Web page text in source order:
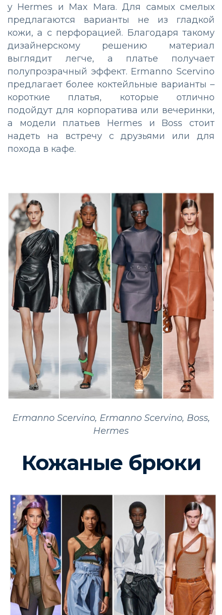
у Hermes и Max Mara. Для самых смелых
предлагаются варианты не из гладкой
кожи, а с перфорацией. Благодаря такому
дизайнерскому решению материал
выглядит легче, а платье получает
полупрозрачный эффект. Ermanno Scervino
предлагает более коктейльные варианты –
короткие платья, которые отлично
подойдут для корпоратива или вечеринки,
а модели платьев Hermes и Boss стоит
надеть на встречу с друзьями или для
похода в кафе.
Ermanno Scervino, Ermanno Scervino, Boss,
Hermes
Кожаные брюки